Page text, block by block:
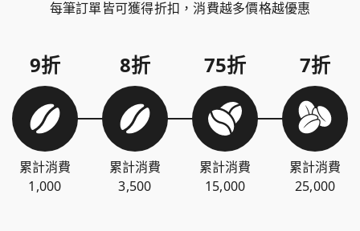
每筆訂單皆可獲得折扣，消費越多價格越優惠
9折
累計消費
1,000
8折
累計消費
3,500
75折
累計消費
15,000
7折
累計消費
25,000